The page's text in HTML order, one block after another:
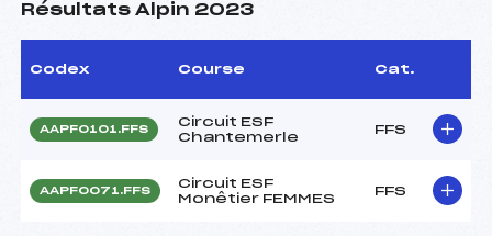
Résultats Alpin 2023
Codex Course Cat.
AAPF0101.FFS
Circuit ESF
Chantemerle
FFS
AAPF0071.FFS
Circuit ESF
Monêtier FEMMES
FFS